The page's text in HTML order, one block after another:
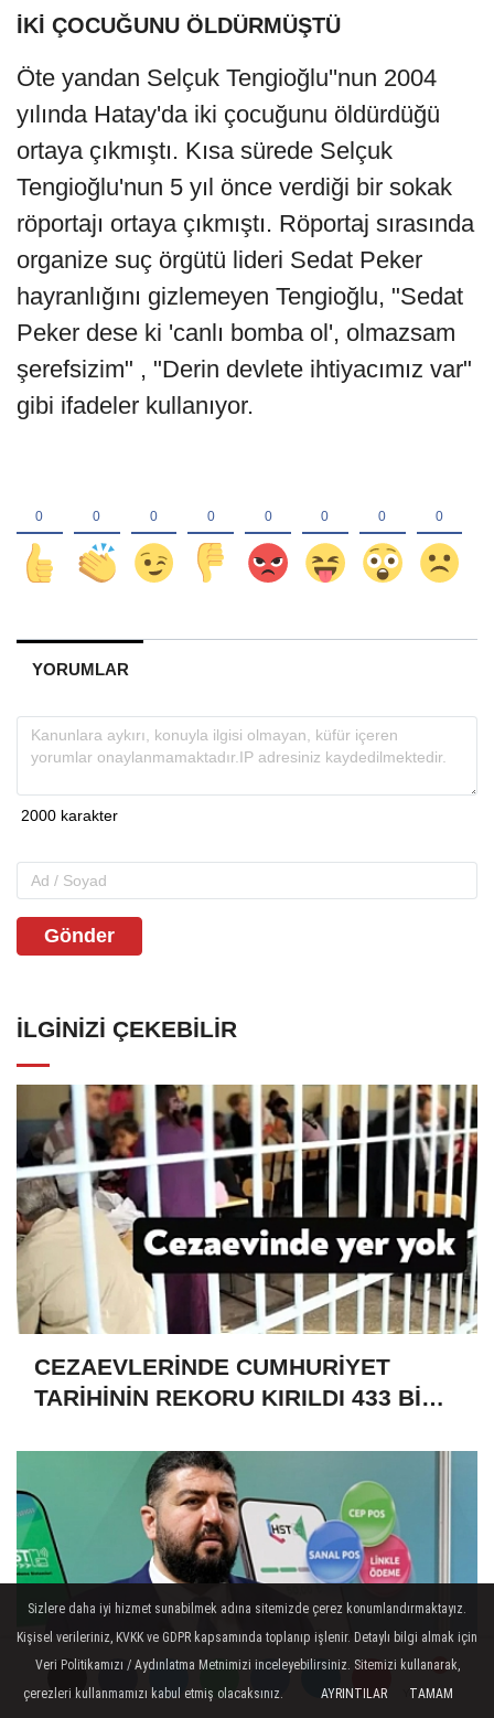
Yorumlar
Yorumlar
Yorumlar
İKİ ÇOCUĞUNU ÖLDÜRMÜŞTÜ
Öte yandan Selçuk Tengioğlu''nun 2004
yılında Hatay'da iki çocuğunu öldürdüğü
ortaya çıkmıştı. Kısa sürede Selçuk
Tengioğlu'nun 5 yıl önce verdiği bir sokak
röportajı ortaya çıkmıştı. Röportaj sırasında
organize suç örgütü lideri Sedat Peker
hayranlığını gizlemeyen Tengioğlu, "Sedat
Peker dese ki 'canlı bomba ol', olmazsam
şerefsizim" , "Derin devlete ihtiyacımız var"
gibi ifadeler kullanıyor.
YORUMLAR
Gönder
İLGINIZI ÇEKEBILIR
CEZAEVLERİNDE CUMHURİYET
TARİHİNİN REKORU KIRILDI 433 BİN
Sizlere daha iyi hizmet sunabilmek adına sitemizde çerez konumlandırmaktayız.
Kişisel verileriniz, KVKK ve GDPR kapsamında toplanıp işlenir. Detaylı bilgi almak için
Veri Politikamızı / Aydınlatma Metnimizi inceleyebilirsiniz. Sitemizi kullanarak,
çerezleri kullanmamızı kabul etmiş olacaksınız.
AYRINTILAR TAMAM